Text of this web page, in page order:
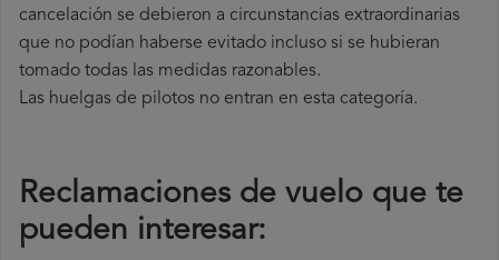
cancelación se debieron a circunstancias extraordinarias
que no podían haberse evitado incluso si se hubieran
tomado todas las medidas razonables.
Las huelgas de pilotos no entran en esta categoría.
Reclamaciones de vuelo que te
pueden interesar: